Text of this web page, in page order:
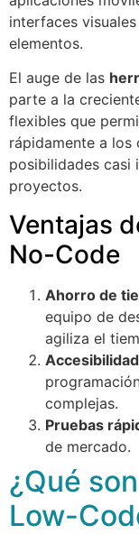
interfaces
elementos.
El auge de las
parte a la
flexibles que
rápidamente a los
posibilidades casi
proyectos.
Ventajas
No-Code
Ahorro de
equipo de
agiliza el
Accesibilidad
complejas.
Pruebas
de mercado.
¿Qué
Low-